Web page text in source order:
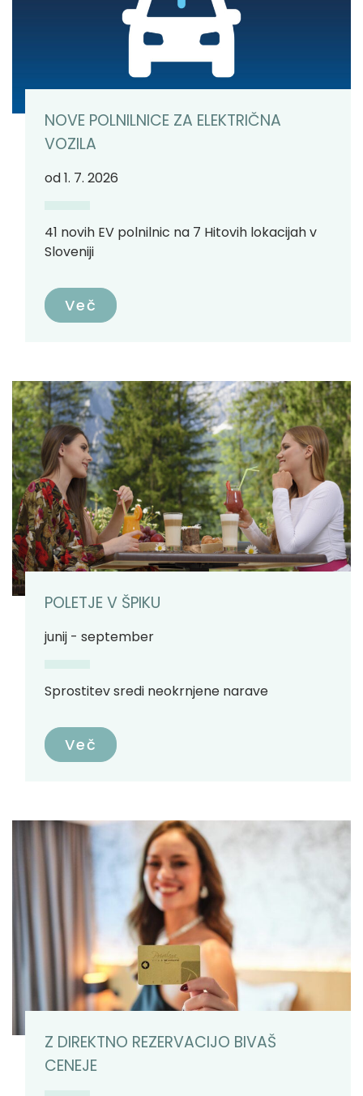
NOVE POLNILNICE ZA ELEKTRIČNA
VOZILA
od 1. 7. 2026
41 novih EV polnilnic na 7 Hitovih lokacijah v
Sloveniji
Več
POLETJE V ŠPIKU
junij - september
Sprostitev sredi neokrnjene narave
Več
Z DIREKTNO REZERVACIJO BIVAŠ
CENEJE